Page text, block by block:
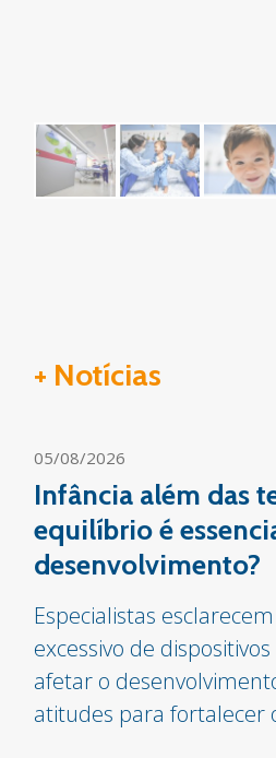
+ Notícias
05/08/2026
Infância além das
equilíbrio é
desenvolvimento?
Especialistas
excessivo de
afetar o
atitudes para fortalecer